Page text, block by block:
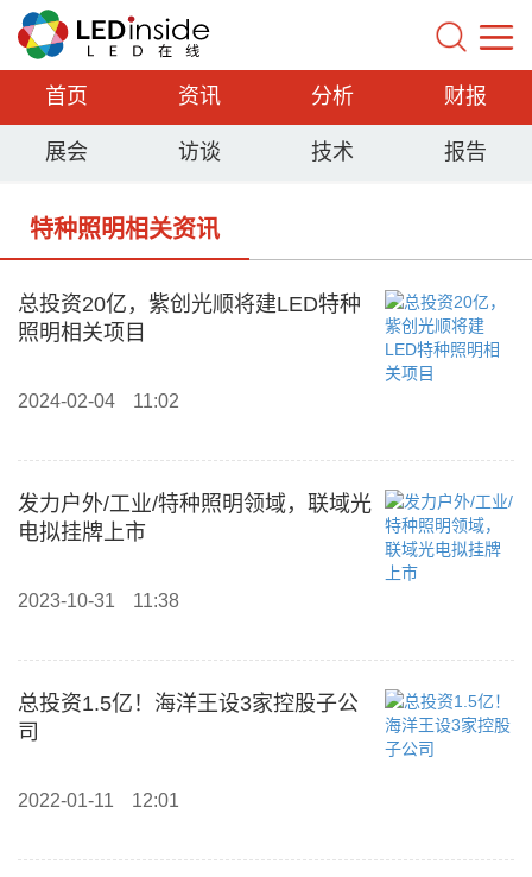
首页 资讯 分析 财报
展会 访谈 技术 报告
特种照明相关资讯
总投资20亿，紫创光顺将建LED特种
照明相关项目
2024-02-04 11:02
发力户外/工业/特种照明领域，联域光
电拟挂牌上市
2023-10-31 11:38
总投资1.5亿！海洋王设3家控股子公
司
2022-01-11 12:01